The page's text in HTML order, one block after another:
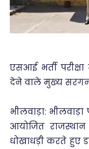
एसआई भर्ती
देने वाले मुख्य
भीलवाड़ा:
आयोजित
धोखाधड़ी करते हुए